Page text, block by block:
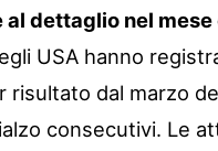
al dettaglio nel
USA hanno
risultato dal marzo
consecutivi. Le